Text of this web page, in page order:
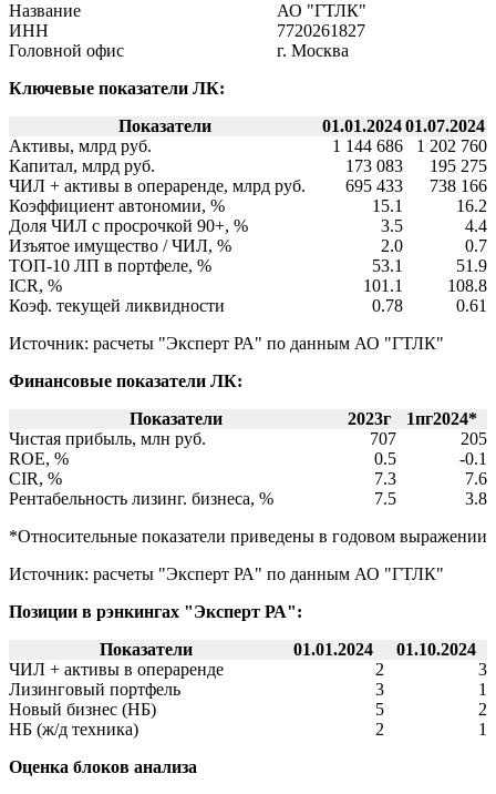
Название
АО "ГТЛК"
ИНН
7720261827
Головной офис
г. Москва
Ключевые показатели ЛК:
Показатели
01.01.2024 01.07.2024
Активы, млрд руб.
1 144 686
1 202 760
Капитал, млрд руб.
173 083
195 275
ЧИЛ + активы в операренде, млрд руб.
695 433
738 166
Коэффициент автономии, %
15.1
16.2
Доля ЧИЛ с просрочкой 90+, %
3.5
4.4
Изъятое имущество / ЧИЛ, %
2.0
0.7
ТОП-10 ЛП в портфеле, %
53.1
51.9
ICR, %
101.1
108.8
Коэф. текущей ликвидности
0.78
0.61
Источник: расчеты "Эксперт РА" по данным АО "ГТЛК"
Финансовые показатели ЛК:
Показатели
2023г
1пг2024*
Чистая прибыль, млн руб.
707
205
ROE, %
0.5
-0.1
CIR, %
7.3
7.6
Рентабельность лизинг. бизнеса, %
7.5
3.8
*Относительные показатели приведены в годовом выражении
Источник: расчеты "Эксперт РА" по данным АО "ГТЛК"
Позиции в рэнкингах "Эксперт РА":
Показатели
01.01.2024
01.10.2024
ЧИЛ + активы в операренде
2
3
Лизинговый портфель
3
1
Новый бизнес (НБ)
5
2
НБ (ж/д техника)
2
1
Оценка блоков анализа